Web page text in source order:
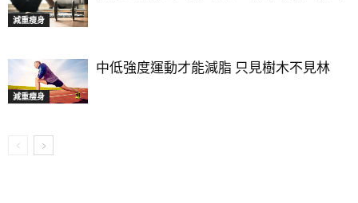
減重瘦身
減重瘦身
中低強度運動才能減脂 只見樹木不見林